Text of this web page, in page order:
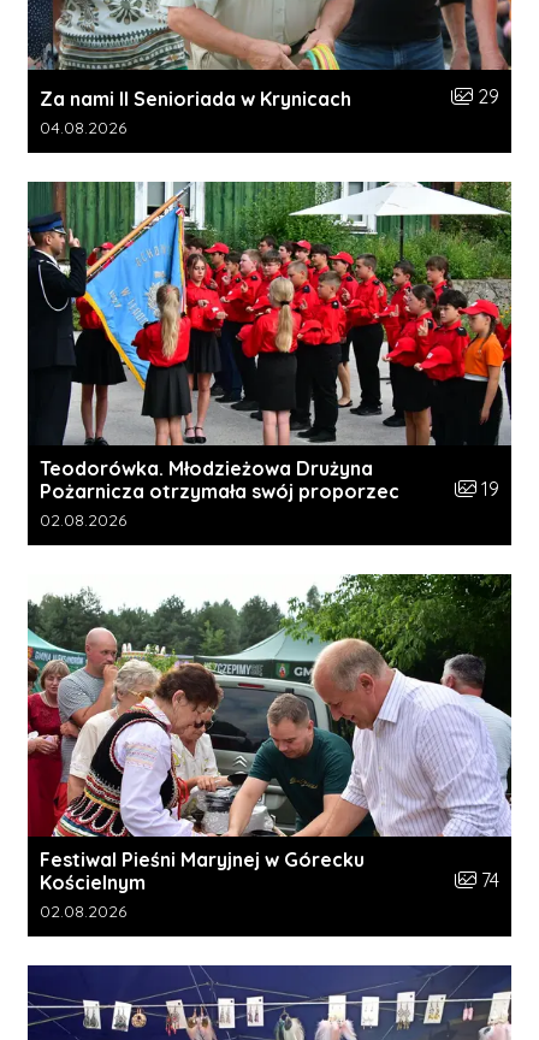
Za nami II Senioriada w Krynicach Liczba
29
Data dodania galerii:
04.08.2026
Teodorówka. Młodzieżowa Drużyna
Pożarnicza otrzymała swój proporzec
Liczba
19
Data dodania galerii:
02.08.2026
Festiwal Pieśni Maryjnej w Górecku
Kościelnym
Liczba
74
Data dodania galerii:
02.08.2026